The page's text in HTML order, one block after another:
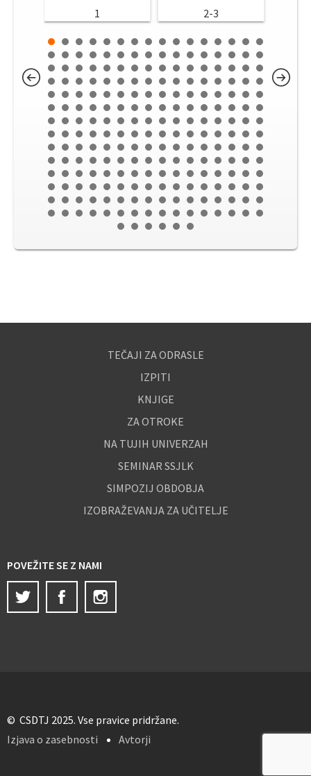
1 2-3
TEČAJI ZA ODRASLE
IZPITI
KNJIGE
ZA OTROKE
NA TUJIH UNIVERZAH
SEMINAR SSJLK
SIMPOZIJ OBDOBJA
IZOBRAŽEVANJA ZA UČITELJE
POVEŽITE SE Z NAMI
Twitter
Facebook
© CSDTJ 2025. Vse pravice pridržane.
Izjava o zasebnosti
Avtorji